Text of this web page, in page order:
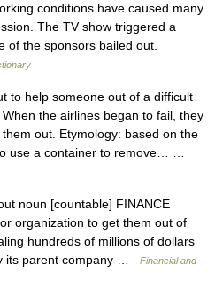
conditions have caused many
The TV show triggered a
of the sponsors bailed out.
to help someone out of a difficult
the airlines began to fail, they
out. Etymology: based on the
use a container to remove… …
noun [countable] FINANCE
organization to get them out of
hundreds of millions of dollars
its parent company …
Financial and